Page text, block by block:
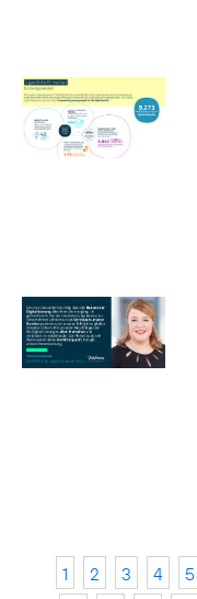
1 2 3 4 5